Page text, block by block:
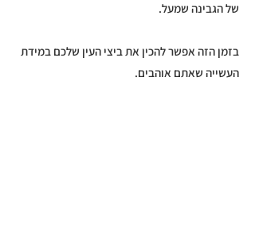
של הגבינה שמעל.
בזמן הזה אפשר להכין את ביצי העין שלכם במידת
העשייה שאתם אוהבים.